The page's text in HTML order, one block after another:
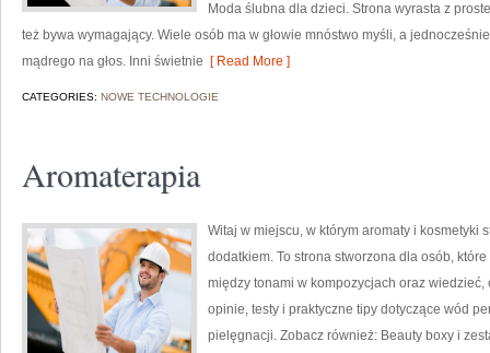
Moda ślubna dla dzieci. Strona wyrasta z
też bywa wymagający. Wiele osób ma w głowie mnóstwo myśli, a
mądrego na głos. Inni świetnie [ Read More ]
CATEGORIES: NOWE TECHNOLOGIE
Aromaterapia
Witaj w miejscu, w którym aromaty i kosmetyki
dodatkiem. To strona stworzona dla osób,
między tonami w kompozycjach oraz
opinie, testy i praktyczne tipy dotyczące wód
pielęgnacji. Zobacz również: Beauty boxy i